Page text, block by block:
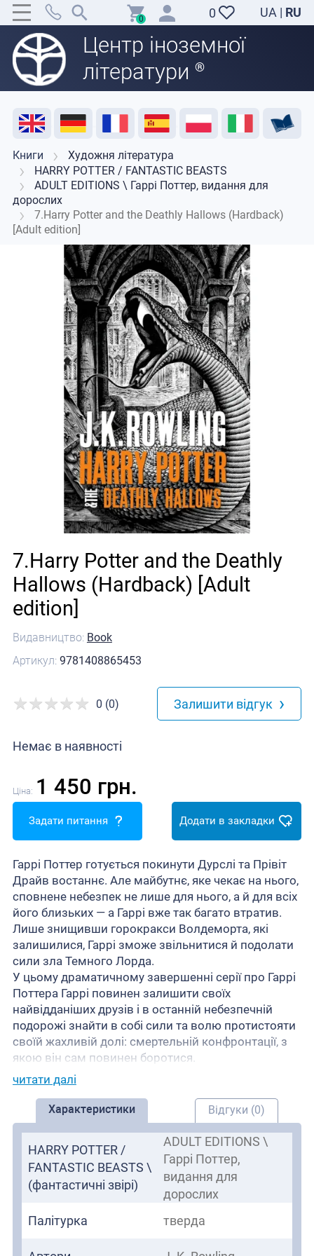
0 UA | RU
Центр іноземної
літератури ®
0
Акція Розпродаж Відгуки Підтримка викладачів
Книги
Художня література
HARRY POTTER / FANTASTIC BEASTS
ADULT EDITIONS \ Гаррі Поттер, видання для
дорослих
7.Harry Potter and the Deathly Hallows (Hardback)
[Adult edition]
Видавництво: Book
Артикул: 9781408865453
7.Harry Potter and the Deathly
Hallows (Hardback) [Adult
edition]
Немає в наявності
0 (0) Залишити відгук ›
Ціна: 1 450 грн.
Задати питання Додати в закладки
Гаррі Поттер готується покинути Дурслі та Прівіт
Драйв востаннє. Але майбутнє, яке чекає на нього,
сповнене небезпек не лише для нього, а й для всіх
його близьких — а Гаррі вже так багато втратив.
Лише знищивши горокракси Волдеморта, які
залишилися, Гаррі зможе звільнитися й подолати
сили зла Темного Лорда.
У цьому драматичному завершенні серії про Гаррі
Поттера Гаррі повинен залишити своїх
найвідданіших друзів і в останній небезпечній
подорожі знайти в собі сили та волю протистояти
своїй жахливій долі: смертельній конфронтації, з
якою він сам повинен боротися.
читати далі
Характеристики Відгуки (0)
HARRY POTTER /
FANTASTIC BEASTS \
(фантастичні звірі)
ADULT EDITIONS \
Гаррі Поттер,
видання для
дорослих
Палітурка
тверда